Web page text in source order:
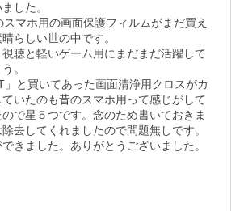
した。
マホ用の画面保護フィルムがまだ買え
らしい世の中です。
聴と軽いゲーム用にまだまだ活躍して
。
」と買いてあった画面清浄用クロスがカ
いたのも昔のスマホ用って感じがして
で星５つです。念のため書いておきま
去してくれましたので問題無しです。
きました。ありがとうございました。